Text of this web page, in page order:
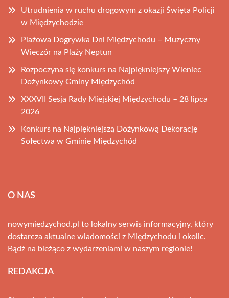
Utrudnienia w ruchu drogowym z okazji Święta Policji
w Międzychodzie
Plażowa Dogrywka Dni Międzychodu – Muzyczny
Wieczór na Plaży Neptun
Rozpoczyna się konkurs na Najpiękniejszy Wieniec
Dożynkowy Gminy Międzychód
XXXVII Sesja Rady Miejskiej Międzychodu – 28 lipca
2026
Konkurs na Najpiękniejszą Dożynkową Dekorację
Sołectwa w Gminie Międzychód
O NAS
nowymiedzychod.pl to lokalny serwis informacyjny, który
dostarcza aktualne wiadomości z Międzychodu i okolic.
Bądź na bieżąco z wydarzeniami w naszym regionie!
REDAKCJA